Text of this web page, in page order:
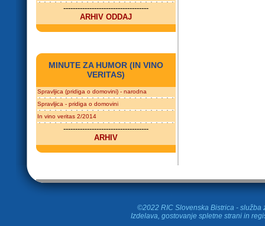
------------------------------------
ARHIV ODDAJ
MINUTE ZA HUMOR (IN VINO
VERITAS)
Spravljica (pridiga o domovini) - narodna
Spravljica - pridiga o domovini
In vino veritas 2/2014
------------------------------------
ARHIV
©2022 RIC Slovenska Bistrica - služba
Izdelava, gostovanje spletne strani in